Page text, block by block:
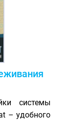
системы
– удобного